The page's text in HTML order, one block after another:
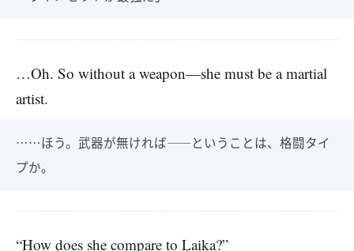
…Oh. So without a weapon—she must be a martial
artist.
……ほう。武器が無ければ――ということは、格闘タイ
プか。
“How does she compare to Laika?”